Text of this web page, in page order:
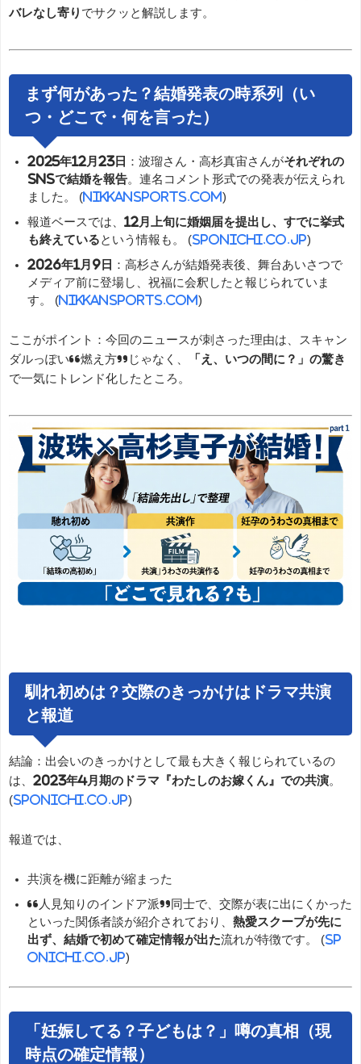
バレなし寄り でサクッと解説します。
まず何があった？結婚発表の時系列（い
つ・どこで・何を言った）
2025年12月23日 ：波瑠さん・高杉真宙さんがそれぞれの
SNSで結婚を報告。連名コメント形式での発表が伝えられ
ました。 (nikkansports.com)
報道ベースでは、 12月上旬に婚姻届を提出し、すでに挙式
も終えている という情報も。 (sponichi.co.jp)
2026年1月9日 ：高杉さんが結婚発表後、舞台あいさつで
メディア前に登場し、祝福に会釈したと報じられていま
す。 (nikkansports.com)
ここがポイント：今回のニュースが刺さった理由は、スキャン
ダルっぽい“燃え方”じゃなく、
「え、いつの間に？」の驚き
で一気にトレンド化したところ。
馴れ初めは？交際のきっかけはドラマ共演
と報道
結論：出会いのきっかけとして最も大きく報じられているの
は、 2023年4月期のドラマ『わたしのお嫁くん』での共演
(sponichi.co.jp)
報道では、
共演を機に距離が縮まった
“人見知りのインドア派”同士で、交際が表に出にくかった
といった関係者談が紹介されており、 熱愛スクープが先に
出ず、結婚で初めて確定情報が出た流れが特徴です。 (sp
onichi.co.jp)
「妊娠してる？子どもは？」噂の真相（現
時点の確定情報）